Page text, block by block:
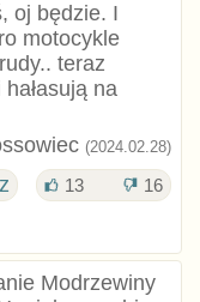
oj będzie. I
motocykle
teraz
na
(2024.02.28)
13 16
Modrzewiny